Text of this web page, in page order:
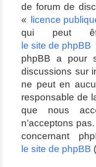
de forum de
«
licence
qui peut
le site de phpBB
phpBB a pour
discussions sur
ne peut en
responsable de
que nous
n’acceptons
concernant
le site de phpBB